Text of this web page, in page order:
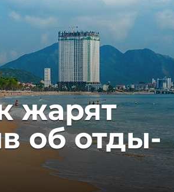
жарят
об от­ды­